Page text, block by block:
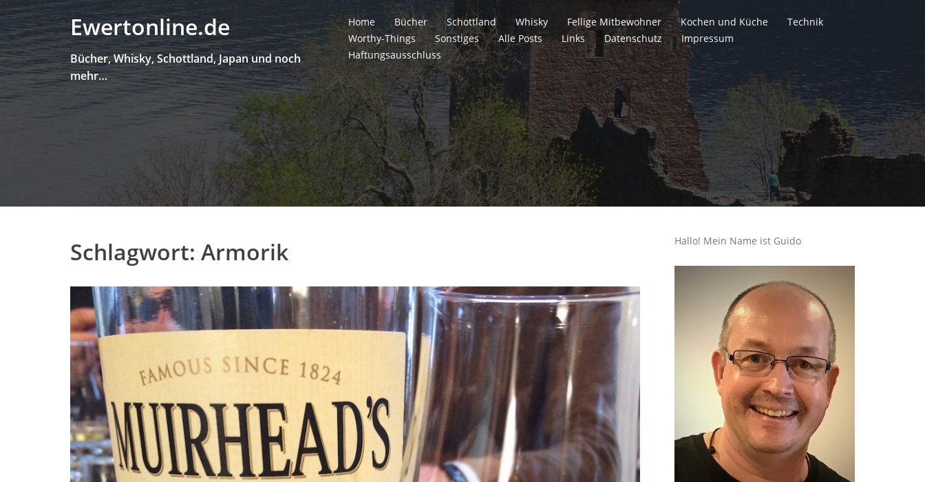
Skip
content
Ewertonline.de
Bücher, Whisky, Schottland, Japan und noch
mehr…
Home Bücher Schottland Whisky Fellige Mitbewohner Kochen und Küche
Technik
Worthy-Things
Sonstiges Alle Posts Links Datenschutz
Impressum
Haftungsausschluss
Schlagwort: Armorik Hallo! Mein Name ist Guido